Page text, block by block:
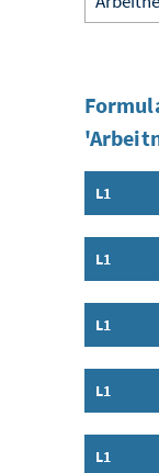
L1
Inhalt
L1
Inhalt
L1
Inhalt
L1
Inhalt
L1